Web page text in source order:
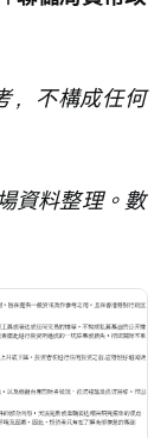
，不構成任何
資料整理。數